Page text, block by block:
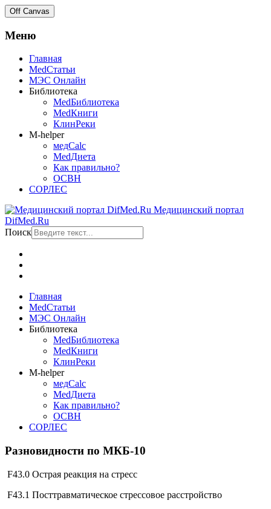
Off Canvas
Меню
Главная
MedСтатьи
МЭС Онлайн
Библиотека
MedБиблиотека
MedКниги
КлинРеки
M-helper
медCalc
MedДиета
Как правильно?
ОСВН
СОРЛЕС
Медицинский портал
DifMed.Ru
Поиск
Главная
MedСтатьи
МЭС Онлайн
Библиотека
MedБиблиотека
MedКниги
КлинРеки
M-helper
медCalc
MedДиета
Как правильно?
ОСВН
СОРЛЕС
Разновидности по МКБ-10
F43.0 Острая реакция на стресс
F43.1 Посттравматическое стрессовое расстройство